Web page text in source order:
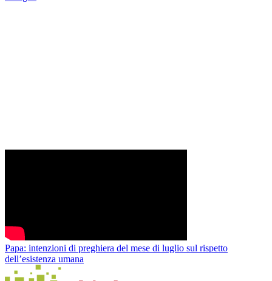
Papa: intenzioni di preghiera del mese di luglio sul rispetto
dell’esistenza umana